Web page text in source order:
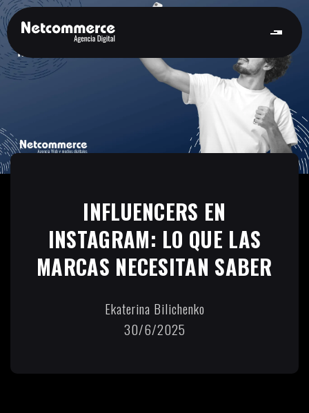
INFLUENCERS EN
INSTAGRAM: LO QUE LAS
MARCAS NECESITAN SABER
Ekaterina Bilichenko
30/6/2025